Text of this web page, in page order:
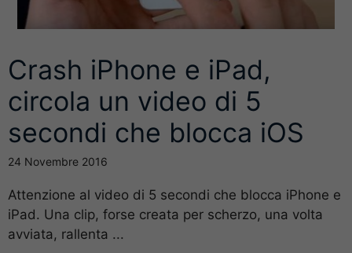
Crash iPhone e iPad,
circola un video di 5
secondi che blocca iOS
24 Novembre 2016
Attenzione al video di 5 secondi che blocca iPhone e
iPad. Una clip, forse creata per scherzo, una volta
avviata, rallenta ...